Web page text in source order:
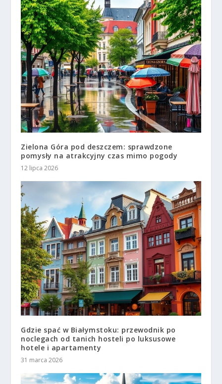
Zielona Góra pod deszczem: sprawdzone
pomysły na atrakcyjny czas mimo pogody
12 lipca 2026
Gdzie spać w Białymstoku: przewodnik po
noclegach od tanich hosteli po luksusowe
hotele i apartamenty
31 marca 2026